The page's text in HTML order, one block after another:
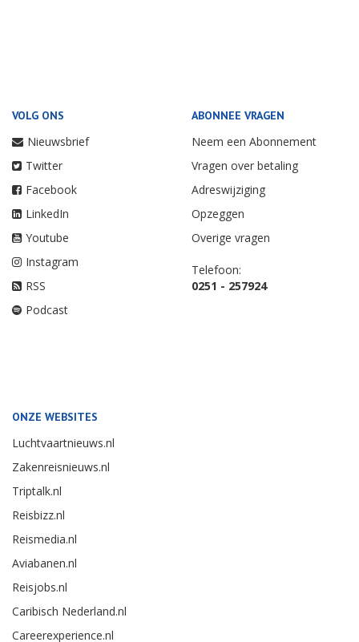
VOLG ONS
Nieuwsbrief
Twitter
Facebook
LinkedIn
Youtube
Instagram
RSS
Podcast
ABONNEE VRAGEN
Neem een Abonnement
Vragen over betaling
Adreswijziging
Opzeggen
Overige vragen
Telefoon:
0251 - 257924
ONZE WEBSITES
Luchtvaartnieuws.nl
Zakenreisnieuws.nl
Triptalk.nl
Reisbizz.nl
Reismedia.nl
Aviabanen.nl
Reisjobs.nl
Caribisch Nederland.nl
Careerexperience.nl